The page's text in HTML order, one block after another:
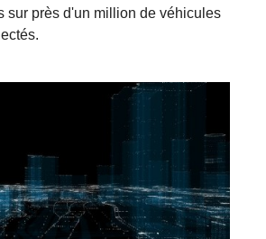
sur près d'un million de véhicules